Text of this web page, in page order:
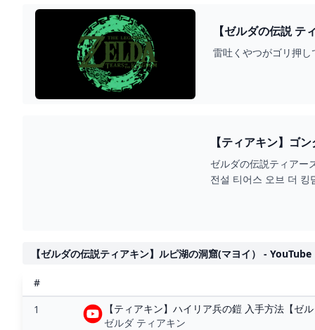
【ゼルダの伝説
雷吐くやつがゴリ押
【ティアキン】ゴ
YOUTUBE
ゼルダの伝説ティア
전설 티어스 오브 더
【ゼルダの伝説ティアキン】ルピ湖の洞窟(マヨイ） - YouTube
#
1
【ティアキン】ハイリア兵の鎧 入手方法【ゼ
ゼルダ ティアキン